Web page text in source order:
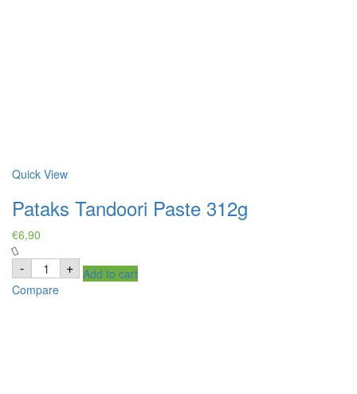
Quick View
Pataks Tandoori Paste 312g
€6,90
- Pataks
Tandoori
Paste
312g
+ Add to cart
Compare